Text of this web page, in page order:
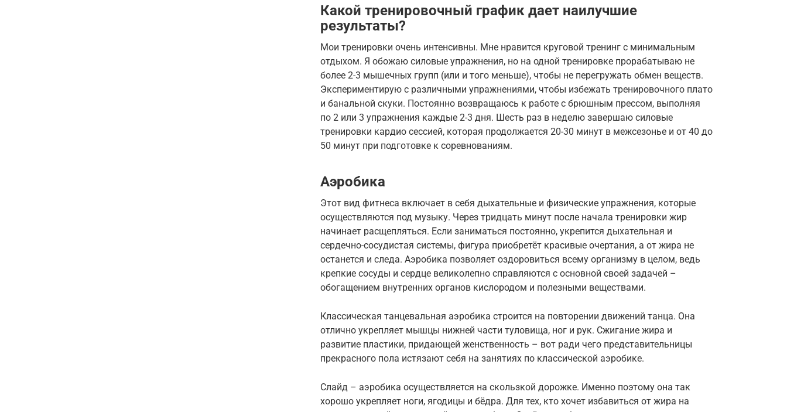
Какой тренировочный график дает наилучшие
результаты?
Мои тренировки очень интенсивны. Мне нравится круговой тренинг с минимальным
отдыхом. Я обожаю силовые упражнения, но на одной тренировке прорабатываю не
более 2-3 мышечных групп (или и того меньше), чтобы не перегружать обмен веществ.
Экспериментирую с различными упражнениями, чтобы избежать тренировочного плато
и банальной скуки. Постоянно возвращаюсь к работе с брюшным прессом, выполняя
по 2 или 3 упражнения каждые 2-3 дня. Шесть раз в неделю завершаю силовые
тренировки кардио сессией, которая продолжается 20-30 минут в межсезонье и от 40 до
50 минут при подготовке к соревнованиям.
Аэробика
Этот вид фитнеса включает в себя дыхательные и физические упражнения, которые
осуществляются под музыку. Через тридцать минут после начала тренировки жир
начинает расщепляться. Если заниматься постоянно, укрепится дыхательная и
сердечно-сосудистая системы, фигура приобретёт красивые очертания, а от жира не
останется и следа. Аэробика позволяет оздоровиться всему организму в целом, ведь
крепкие сосуды и сердце великолепно справляются с основной своей задачей –
обогащением внутренних органов кислородом и полезными веществами.
Классическая танцевальная аэробика строится на повторении движений танца. Она
отлично укрепляет мышцы нижней части туловища, ног и рук. Сжигание жира и
развитие пластики, придающей женственность – вот ради чего представительницы
прекрасного пола истязают себя на занятиях по классической аэробике.
Слайд – аэробика осуществляется на скользкой дорожке. Именно поэтому она так
хорошо укрепляет ноги, ягодицы и бёдра. Для тех, кто хочет избавиться от жира на